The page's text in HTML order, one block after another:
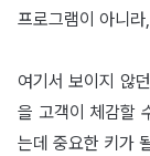
프로그램이 아니
여기서 보이지 않
을 고객이 체감할
는데 중요한 키가